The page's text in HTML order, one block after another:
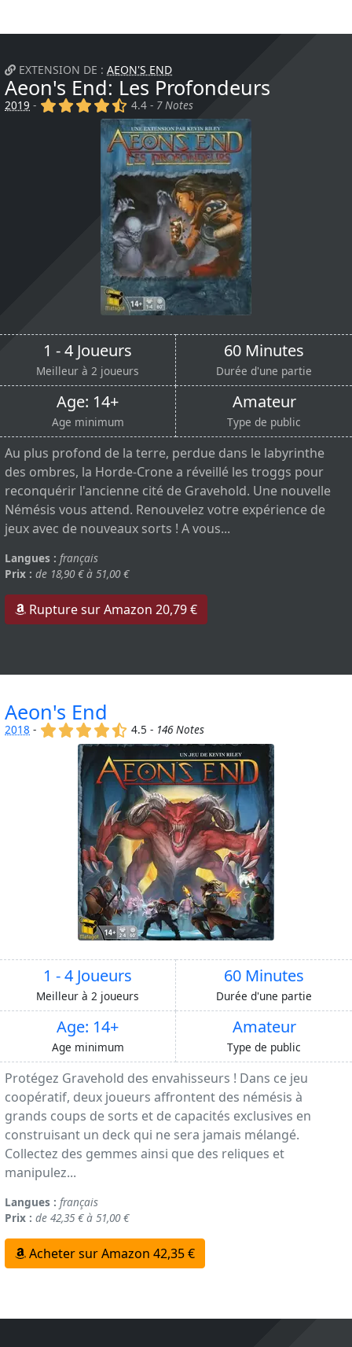
EXTENSION DE : AEON'S END
Aeon's End: Les Profondeurs
2019 - (x) (x) (x) (x) (,)
4.4 - 7 Notes
1 - 4 Joueurs
Meilleur à 2 joueurs
60 Minutes
Durée d'une partie
Age: 14+
Age minimum
Amateur
Type de public
Au plus profond de la terre, perdue dans le labyrinthe
des ombres, la Horde-Crone a réveillé les troggs pour
reconquérir l'ancienne cité de Gravehold. Une nouvelle
Némésis vous attend. Renouvelez votre expérience de
jeux avec de nouveaux sorts ! A vous...
Langues : français
Prix : de 18,90 € à 51,00 €
Rupture sur Amazon 20,79 €
Aeon's End
2018 - (x) (x) (x) (x) (,)
4.5 - 146 Notes
1 - 4 Joueurs
Meilleur à 2 joueurs
60 Minutes
Durée d'une partie
Age: 14+
Age minimum
Amateur
Type de public
Protégez Gravehold des envahisseurs ! Dans ce jeu
coopératif, deux joueurs affrontent des némésis à
grands coups de sorts et de capacités exclusives en
construisant un deck qui ne sera jamais mélangé.
Collectez des gemmes ainsi que des reliques et
manipulez...
Langues : français
Prix : de 42,35 € à 51,00 €
Acheter sur Amazon 42,35 €